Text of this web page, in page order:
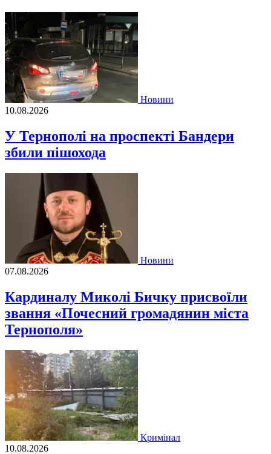
Новини
10.08.2026
У Тернополі на проспекті Бандери
збили пішохода
Новини
07.08.2026
Кардиналу Миколі Бичку присвоїли
звання «Почесний громадянин міста
Тернополя»
Кримінал
10.08.2026